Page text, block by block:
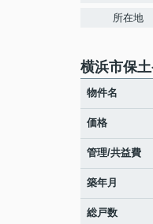
所在地
横浜市保
物件名
価格
管理/共益費
築年月
総戸数